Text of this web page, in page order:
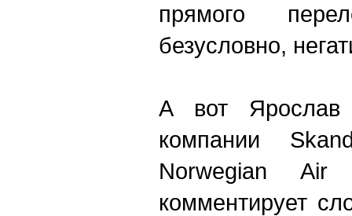
прямого
безусловно,
А вот Ярослав
компании
Norwegian
комментирует